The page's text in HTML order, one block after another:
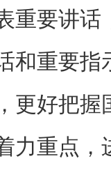
重要讲话
和重要
更好把握
力重点，